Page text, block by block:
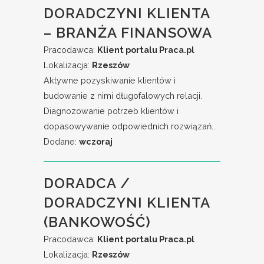
DORADCZYNI KLIENTA
– BRANŻA FINANSOWA
Pracodawca: Klient portalu Praca.pl
Lokalizacja: Rzeszów
Aktywne pozyskiwanie klientów i
budowanie z nimi długofalowych relacji.
Diagnozowanie potrzeb klientów i
dopasowywanie odpowiednich rozwiązań...
Dodane: wczoraj
DORADCA /
DORADCZYNI KLIENTA
(BANKOWOŚĆ)
Pracodawca: Klient portalu Praca.pl
Lokalizacja: Rzeszów